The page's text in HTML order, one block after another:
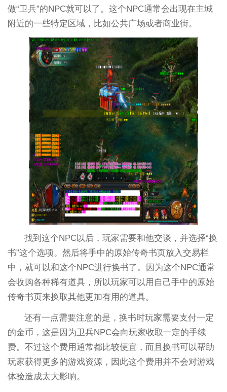
做“卫兵”的NPC就可以了。这个NPC通常会出现在主城
附近的一些特定区域，比如公共广场或者商业街。
找到这个NPC以后，玩家需要和他交谈，并选择“换
书”这个选项。然后将手中的原始传奇书页放入交易栏
中，就可以和这个NPC进行换书了。因为这个NPC通常
会收购各种稀有道具，所以玩家可以用自己手中的原始
传奇书页来换取其他更加有用的道具。
还有一点需要注意的是，换书时玩家需要支付一定
的金币，这是因为卫兵NPC会向玩家收取一定的手续
费。不过这个费用通常都比较便宜，而且换书可以帮助
玩家获得更多的游戏资源，因此这个费用并不会对游戏
体验造成太大影响。